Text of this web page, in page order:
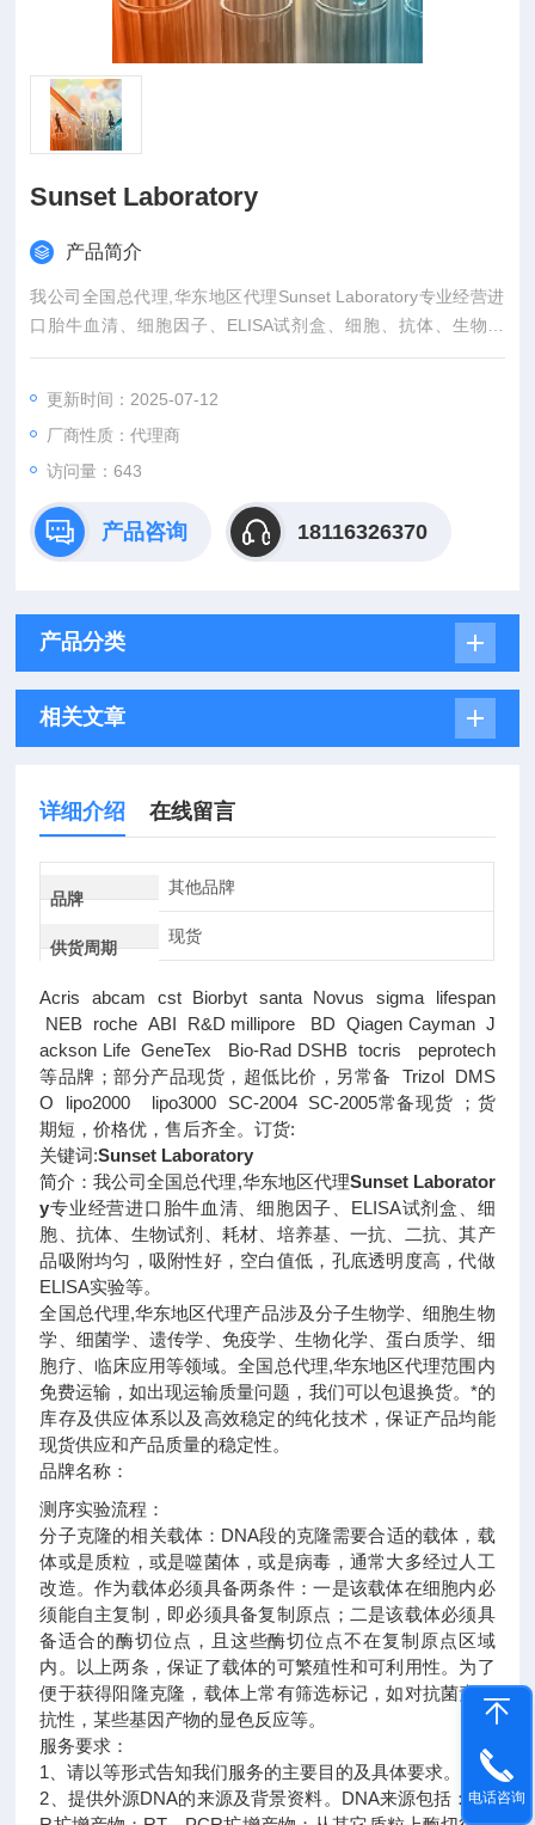
Sunset Laboratory
产品简介
我公司全国总代理,华东地区代理Sunset Laboratory专业经营进
口胎牛血清、细胞因子、ELISA试剂盒、细胞、抗体、生物试
剂、耗材、培养基、一抗、二抗、其产品吸附均匀，吸附性好，
更新时间：2025-07-12
厂商性质：代理商
访问量：643
产品咨询 18116326370
产品分类
相关文章
详细介绍 在线留言
品牌
其他品牌
供货周期
现货
Acris abcam cst Biorbyt santa Novus sigma lifespan
NEB roche ABI R&D millipore BD Qiagen Cayman J
ackson Life GeneTex Bio-Rad DSHB tocris peprotech
等品牌；部分产品现货，超低比价，另常备 Trizol DMS
O lipo2000 lipo3000 SC-2004 SC-2005常备现货 ；货
期短，价格优，售后齐全。订货:
关键词:Sunset Laboratory
简介：我公司全国总代理,华东地区代理Sunset Laborator
y专业经营进口胎牛血清、细胞因子、ELISA试剂盒、细
胞、抗体、生物试剂、耗材、培养基、一抗、二抗、其产
品吸附均匀，吸附性好，空白值低，孔底透明度高，代做
ELISA实验等。
全国总代理,华东地区代理产品涉及分子生物学、细胞生物
学、细菌学、遗传学、免疫学、生物化学、蛋白质学、细
胞疗、临床应用等领域。全国总代理,华东地区代理范围内
免费运输，如出现运输质量问题，我们可以包退换货。 *的
库存及供应体系以及高效稳定的纯化技术，保证产品均能
现货供应和产品质量的稳定性。
品牌名称：
测序实验流程：
分子克隆的相关载体：DNA段的克隆需要合适的载体，载
体或是质粒，或是噬菌体，或是病毒，通常大多经过人工
改造。作为载体必须具备两条件：一是该载体在细胞内必
须能自主复制，即必须具备复制原点；二是该载体必须具
备适合的酶切位点，且这些酶切位点不在复制原点区域
内。以上两条，保证了载体的可繁殖性和可利用性。为了
便于获得阳隆克隆，载体上常有筛选标记，如对抗菌素的
抗性，某些基因产物的显色反应等。
服务要求：
1、请以等形式告知我们服务的主要目的及具体要求。
2、提供外源DNA的来源及背景资料。DNA来源包括：PC电话咨询